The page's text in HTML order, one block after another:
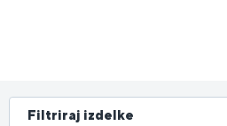
Filtriraj izdelke